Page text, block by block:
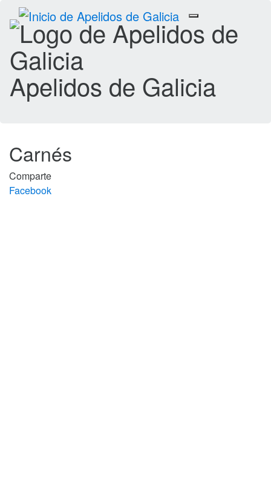
Toggle
navigation
Apelidos de Galicia
Carnés
Comparte
Facebook